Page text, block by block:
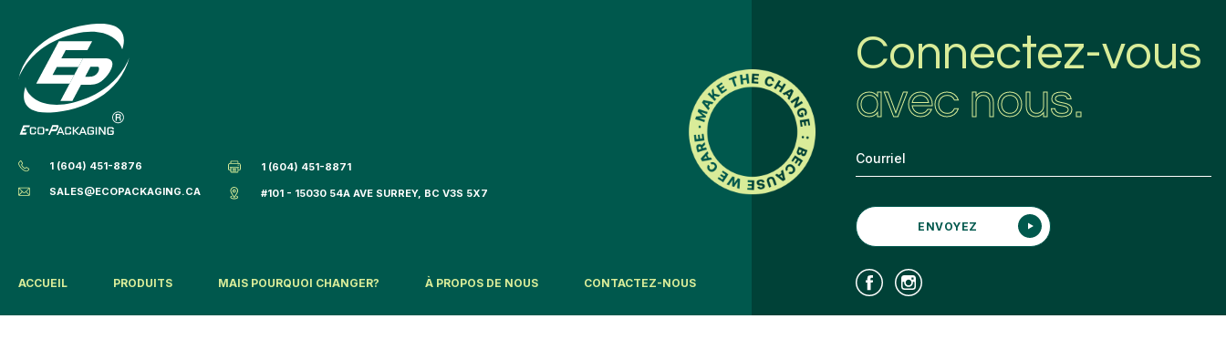
1 (604) 451-8876
SALES@ECOPACKAGING.CA
1 (604) 451-8871
#101 - 15030 54A AVE SURREY, BC V3S 5X7
ACCUEIL PRODUITS MAIS POURQUOI CHANGER? À PROPOS DE NOUS CONTACTEZ-NOUS
Connectez-vous
avec nous.
ENVOYEZ